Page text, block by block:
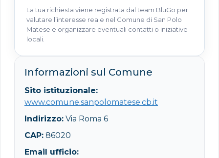
La tua richiesta viene registrata dal team BluGo per
valutare l’interesse reale nel Comune di San Polo
Matese e organizzare eventuali contatti o iniziative
locali.
Informazioni sul Comune
Sito istituzionale:
www.comune.sanpolomatese.cb.it
Indirizzo: Via Roma 6
CAP: 86020
Email ufficio: